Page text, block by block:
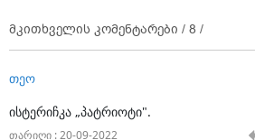
მკითხველის კომენტარები / 8 /
თეო
ისტერიჩკა „პატრიოტი".
თარიღი : 20-09-2022